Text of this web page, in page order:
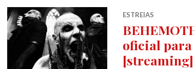
ESTREIAS
oficial para
[streaming]